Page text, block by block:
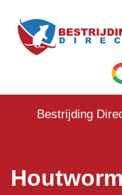
Bestrijding